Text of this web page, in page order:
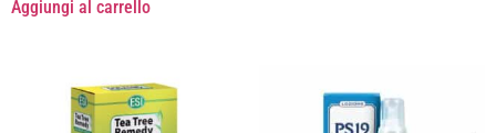
Aggiungi al carrello